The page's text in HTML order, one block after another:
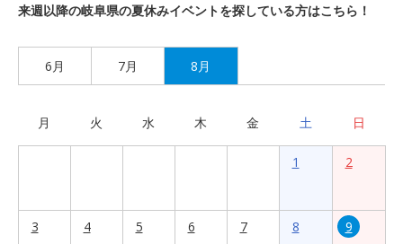
来週以降の岐阜県の夏休みイベントを探している方はこちら！
6月 7月 8月
月 火 水 木 金 土 日
1 2
3 4 5 6 7 8 9